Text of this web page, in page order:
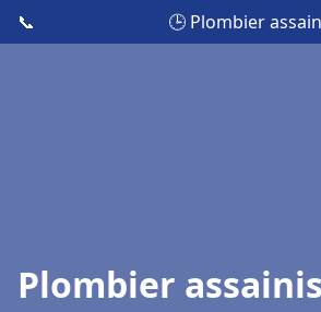
📞 🕒 Plombier
Plombier